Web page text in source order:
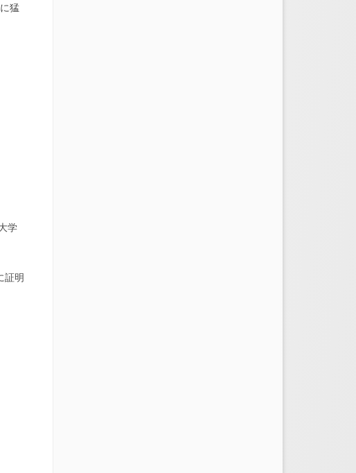
猛
学
証明